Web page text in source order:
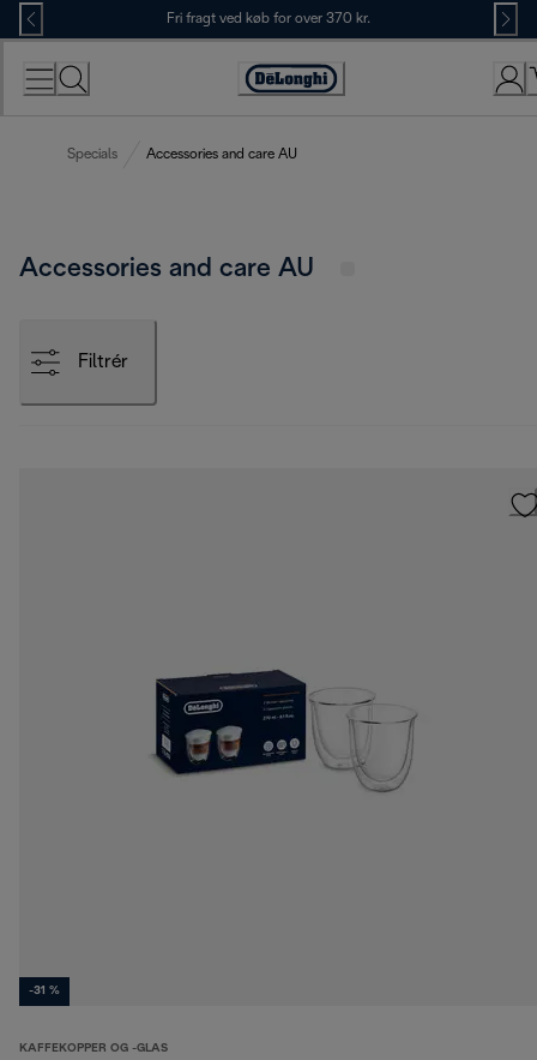
Skip
to
Content
Fri fragt ved køb for over 370 kr.
Accessibility
Specials Accessories and care AU
Accessories and care AU
Filtrér
-31 %
KAFFEKOPPER OG -GLAS